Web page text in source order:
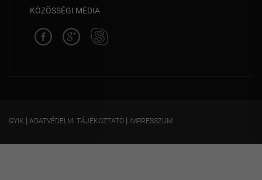
KÖZÖSSÉGI MÉDIA
GYIK | ADATVÉDELMI TÁJÉKOZTATÓ | IMPRESSZUM